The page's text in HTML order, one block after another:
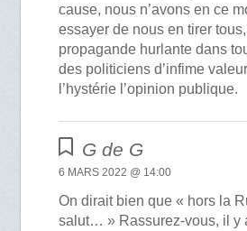
cause, nous n’avons en ce
essayer de nous en tirer
propagande hurlante dans
des politiciens d’infime
l’hystérie l’opinion publique.
G de G
6 MARS 2022 @ 14:00
On dirait bien que « hors la
salut… » Rassurez-vous, il y